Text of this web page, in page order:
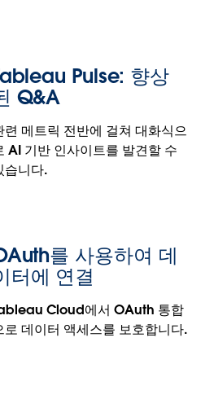
있습니다. 기본 뷰를 설정하
Tableau Mobile 앱, 웹에
었습니다.
이터 원본 목표
조할 수 있습니다. 데이터 원
, 모든 관련 메트릭에 적용되
지원됩니다.
었습니다.
Pulse: 향상
Q&A
련 메트릭 전반에 걸쳐 대화식으
AI 기반 인사이트를 발견할 수
습니다.
상된 Q&A
를 사용하여 데
터에 연결
Cloud에서 OAuth 통합
로 데이터 액세스를 보호합니다.